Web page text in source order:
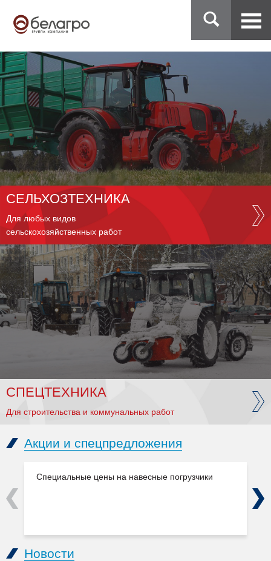
СЕЛЬХОЗТЕХНИКА
Для любых видов
сельскохозяйственных работ
СПЕЦТЕХНИКА
Для строительства и коммунальных работ
Акции и спецпредложения
Специальные цены на навесные погрузчики
Previous Next
Новости